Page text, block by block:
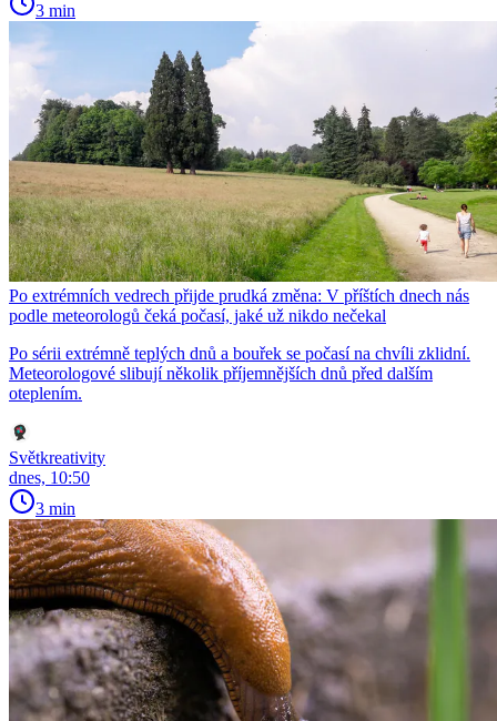
3 min
Po extrémních vedrech přijde prudká změna: V příštích dnech nás
podle meteorologů čeká počasí, jaké už nikdo nečekal
Po sérii extrémně teplých dnů a bouřek se počasí na chvíli zklidní.
Meteorologové slibují několik příjemnějších dnů před dalším
oteplením.
Světkreativity
dnes, 10:50
3 min